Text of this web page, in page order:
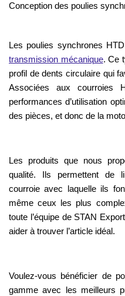
Conception des poulies
Les poulies synchrones
transmission mécanique. Ce
profil de dents circulaire qui
Associées aux courroies
performances d’utilisation
des pièces, et donc de la
Les produits que nous
qualité. Ils permettent de
courroie avec laquelle ils
même ceux les plus
toute l’équipe de STAN
aider à trouver l’article idéal.
Voulez-vous bénéficier de
gamme avec les meilleurs